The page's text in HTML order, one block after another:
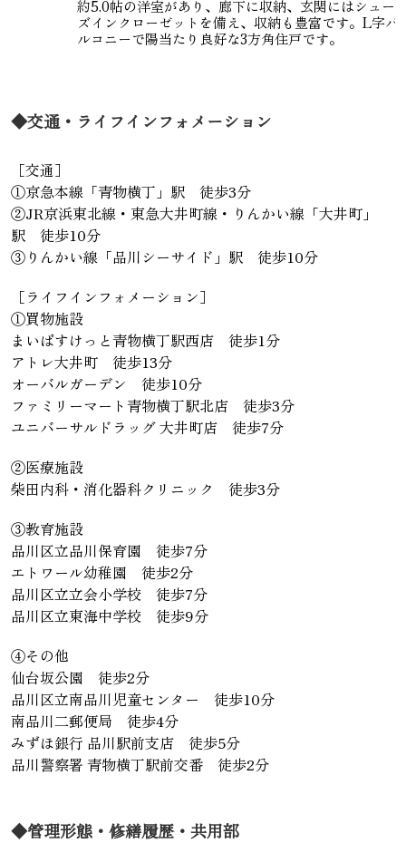
約5.0帖の洋室があり、廊下に収納、玄関にはシュー
ズインクローゼットを備え、収納も豊富です。L字バ
ルコニーで陽当たり良好な3方角住戸です。
◆交通・ライフインフォメーション
［交通］
①京急本線「青物横丁」駅 徒歩3分
②JR京浜東北線・東急大井町線・りんかい線「大井町」
駅 徒歩10分
③りんかい線「品川シーサイド」駅 徒歩10分
［ライフインフォメーション］
①買物施設
まいばすけっと青物横丁駅西店 徒歩1分
アトレ大井町 徒歩13分
オーバルガーデン 徒歩10分
ファミリーマート青物横丁駅北店 徒歩3分
ユニバーサルドラッグ 大井町店 徒歩7分
②医療施設
柴田内科・消化器科クリニック 徒歩3分
③教育施設
品川区立品川保育園 徒歩7分
エトワール幼稚園 徒歩2分
品川区立立会小学校 徒歩7分
品川区立東海中学校 徒歩9分
④その他
仙台坂公園 徒歩2分
品川区立南品川児童センター 徒歩10分
南品川二郵便局 徒歩4分
みずほ銀行 品川駅前支店 徒歩5分
品川警察署 青物横丁駅前交番 徒歩2分
◆管理形態・修繕履歴・共用部